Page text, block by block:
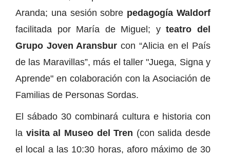
Aranda; una sesión sobre pedagogía Waldorf
facilitada por María de Miguel; yteatro del
Grupo Joven Aransburcon “Alicia en el País
de las Maravillas”, más el taller "Juega, Signa y
Aprende" en colaboración con la Asociación de
Familias de Personas Sordas.
El sábado 30 combinará cultura e historia con
la visita al Museo del Tren (con salida desde
el local a las 10:30 horas, aforo máximo de 30